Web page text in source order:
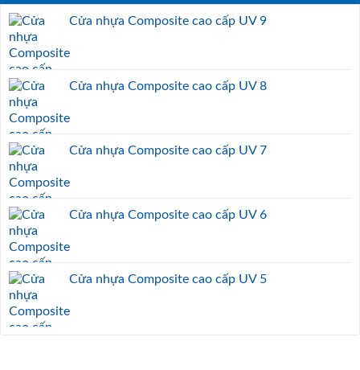
Cửa nhựa Composite cao cấp UV 9
Cửa nhựa Composite cao cấp UV 8
Cửa nhựa Composite cao cấp UV 7
Cửa nhựa Composite cao cấp UV 6
Cửa nhựa Composite cao cấp UV 5